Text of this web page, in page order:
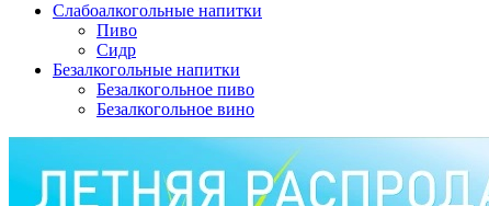
Слабоалкогольные напитки
Пиво
Сидр
Безалкогольные напитки
Безалкогольное пиво
Безалкогольное вино